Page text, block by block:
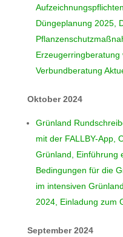
Düngeplanung 2025,
Erzeugerringberatung
Verbundberatung
Oktober 2024
Grünland
mit der FALLBY-App,
Grünland, Einführung
Bedingungen für die
im intensiven
2024, Einladung zum
September 2024